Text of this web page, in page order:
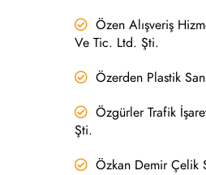
Özen Alışveriş
Ve Tic. Ltd. Şti.
Özerden Plastik
Özgürler Trafik
Şti.
Özkan Demir Çelik